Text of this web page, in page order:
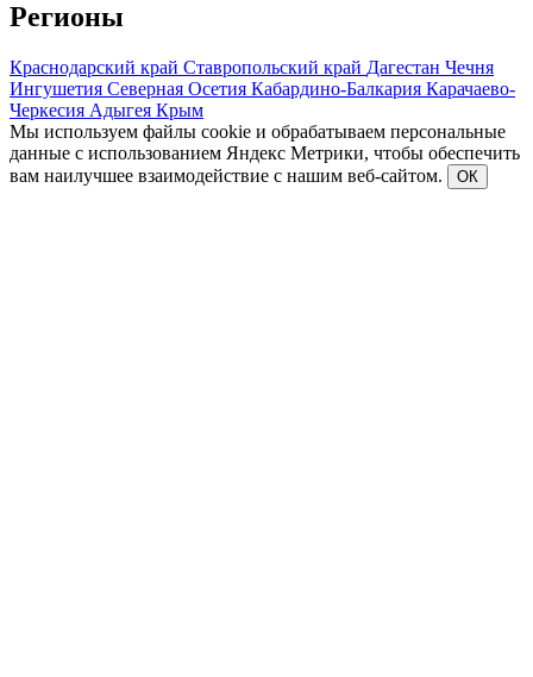
Регионы
Краснодарский край Ставропольский край Дагестан Чечня
Ингушетия Северная Осетия Кабардино-Балкария Карачаево-
Черкесия Адыгея Крым
Мы используем файлы cookie и обрабатываем персональные
данные с использованием Яндекс Метрики, чтобы обеспечить
вам наилучшее взаимодействие с нашим веб-сайтом.
ОК